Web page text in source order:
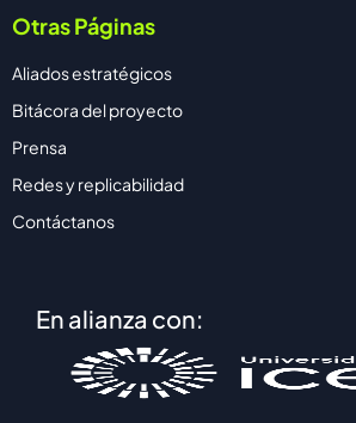
Otras Páginas
Aliados estratégicos
Bitácora del proyecto
Prensa
Redes y replicabilidad
Contáctanos
En alianza con: